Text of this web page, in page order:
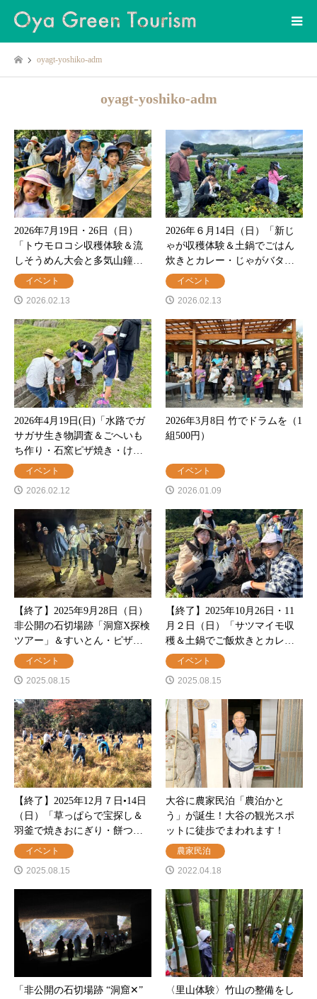
oyagt-yoshiko-adm
oyagt-yoshiko-adm
2026年7月19日・26日（日）
「トウモロコシ収穫体験＆流
しそうめん大会と多気山鐘…
イベント
2026.02.13
2026年６月14日（日）「新じ
ゃが収穫体験＆土鍋でごはん
炊きとカレー・じゃがバタ…
イベント
2026.02.13
2026年4月19日(日)「水路でガ
サガサ生き物調査＆ごへいも
ち作り・石窯ピザ焼き・け…
イベント
2026.02.12
2026年3月8日 竹でドラムを（1
組500円）
イベント
2026.01.09
【終了】2025年9月28日（日）
非公開の石切場跡「洞窟X探検
ツアー」＆すいとん・ピザ…
イベント
2025.08.15
【終了】2025年10月26日・11
月２日（日）「サツマイモ収
穫＆土鍋でご飯炊きとカレ…
イベント
2025.08.15
【終了】2025年12月７日•14日
（日）「草っぱらで宝探し＆
羽釜で焼きおにぎり・餅つ…
イベント
2025.08.15
大谷に農家民泊「農泊かと
う」が誕生！大谷の観光スポ
ットに徒歩でまわれます！
農家民泊
2022.04.18
「非公開の石切場跡 “洞窟✕”
〈里山体験〉竹山の整備をし